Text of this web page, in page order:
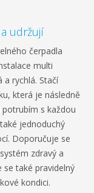
udržují
čerpadla
multi
rychlá. Stačí
která je následně
s každou
jednoduchý
Doporučuje se
zdravý a
také pravidelný
kondici.